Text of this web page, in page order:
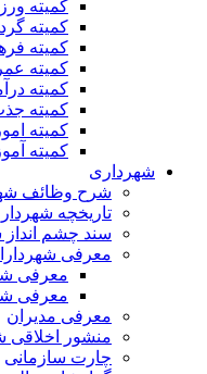
کمیته
کمیته
کمیته
کمیته
کمیته
کمیته
کمیته
کمیته
شهرداری
شرح وظائف
تاریخچه
سند چشم
معرفی
معرفی
معرفی
معرفی مدیران
منشور اخلاقی
چارت سازمانی